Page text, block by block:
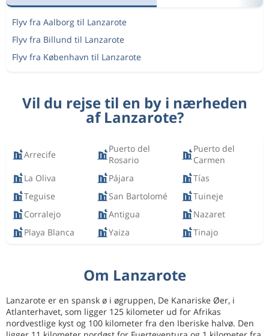
Flyv fra Aalborg til Lanzarote
Flyv fra Billund til Lanzarote
Flyv fra København til Lanzarote
Vil du rejse til en by i nærheden
af Lanzarote?
Arrecife
Puerto del
Rosario
Puerto del
Carmen
La Oliva
Pájara
Tías
Teguise
San Bartolomé
Tuineje
Corralejo
Antigua
Nazaret
Playa Blanca
Yaiza Tinajo
Om Lanzarote
Lanzarote er en spansk ø i øgruppen, De Kanariske Øer, i
Atlanterhavet, som ligger 125 kilometer ud for Afrikas
nordvestlige kyst og 100 kilometer fra den Iberiske halvø. Den